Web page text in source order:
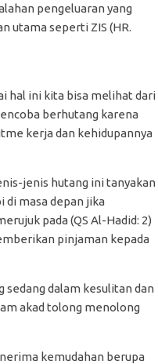
pengeluaran yang
utama seperti ZIS (HR.
hal ini kita bisa melihat dari
berhutang karena
kerja dan kehidupannya
jenis hutang ini tanyakan
di masa depan jika
pada (QS Al-Hadid: 2)
pinjaman kepada
sedang dalam kesulitan dan
akad tolong menolong
kemudahan berupa